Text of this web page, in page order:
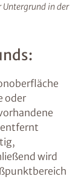
Untergrund in der
oder
wird